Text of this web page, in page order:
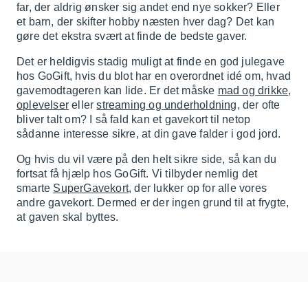
far, der aldrig ønsker sig andet end nye sokker? Eller
et barn, der skifter hobby næsten hver dag? Det kan
gøre det ekstra svært at finde de bedste gaver.
Det er heldigvis stadig muligt at finde en god julegave
hos GoGift, hvis du blot har en overordnet idé om, hvad
gavemodtageren kan lide. Er det måske mad og drikke,
oplevelser ellerstreaming og underholdning, der ofte
bliver talt om? I så fald kan et gavekort til netop
sådanne interesse sikre, at din gave falder i god jord.
Og hvis du vil være på den helt sikre side, så kan du
fortsat få hjælp hos GoGift. Vi tilbyder nemlig det
smarte SuperGavekort, der lukker op for alle vores
andre gavekort. Dermed er der ingen grund til at frygte,
at gaven skal byttes.